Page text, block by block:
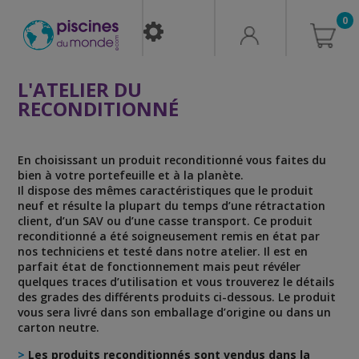
0
L'ATELIER DU
RECONDITIONNÉ
En choisissant un produit reconditionné vous faites du
bien à votre portefeuille et à la planète.
Il dispose des mêmes caractéristiques que le produit
neuf et résulte la plupart du temps d’une rétractation
client, d’un SAV ou d’une casse transport. Ce produit
reconditionné a été soigneusement remis en état par
nos techniciens et testé dans notre atelier. Il est en
parfait état de fonctionnement mais peut révéler
quelques traces d’utilisation et vous trouverez le détails
des grades des différents produits ci-dessous. Le produit
vous sera livré dans son emballage d’origine ou dans un
carton neutre.
> Les produits reconditionnés sont vendus dans la